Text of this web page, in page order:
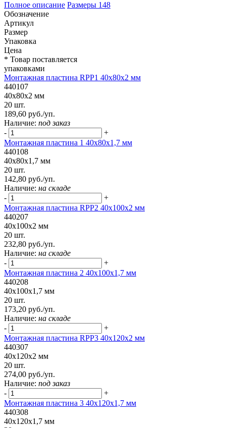
Полное описание Размеры 148
Обозначение
Артикул
Размер
Упаковка
Цена
* Товар поставляется
упаковками
Монтажная пластина RPP1 40x80x2 мм
440107
40x80x2 мм
20 шт.
189,60 руб./уп.
Наличие: под заказ
-
+
Монтажная пластина 1 40x80x1,7 мм
440108
40x80x1,7 мм
20 шт.
142,80 руб./уп.
Наличие: на складе
-
+
Монтажная пластина RPP2 40x100x2 мм
440207
40x100x2 мм
20 шт.
232,80 руб./уп.
Наличие: на складе
-
+
Монтажная пластина 2 40x100x1,7 мм
440208
40x100x1,7 мм
20 шт.
173,20 руб./уп.
Наличие: на складе
-
+
Монтажная пластина RPP3 40x120x2 мм
440307
40x120x2 мм
20 шт.
274,00 руб./уп.
Наличие: под заказ
-
+
Монтажная пластина 3 40x120x1,7 мм
440308
40x120x1,7 мм